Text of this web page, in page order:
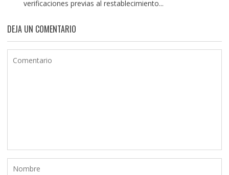
verificaciones previas al restablecimiento...
DEJA UN COMENTARIO